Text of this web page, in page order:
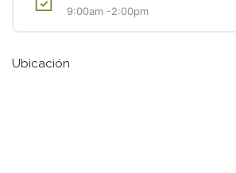
9:00am -2:00pm
Ubicación